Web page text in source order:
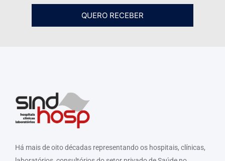
QUERO RECEBER
Há mais de oito décadas representando os hospitais, clínicas,